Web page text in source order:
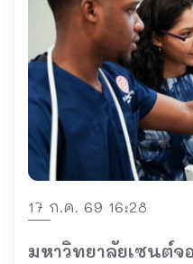
17 ก.ค. 69 16:28
มหาวิทยาลัยเซนต์จ